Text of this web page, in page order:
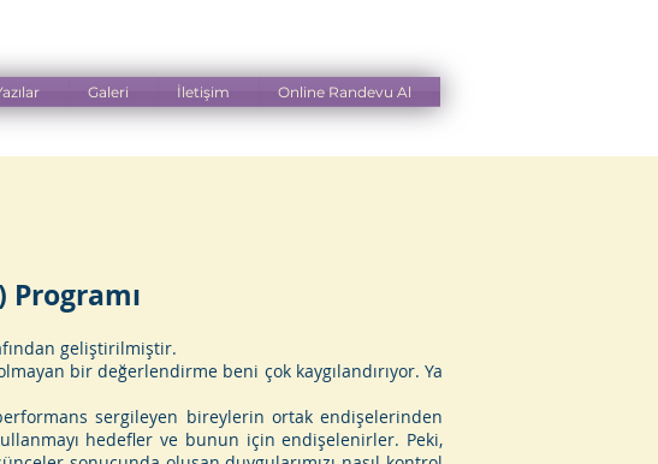
36
Galeri İletişim Online Randevu Al
Programı
geliştirilmiştir.
bir değerlendirme beni çok kaygılandırıyor. Ya
sergileyen bireylerin ortak endişelerinden
hedefler ve bunun için endişelenirler. Peki,